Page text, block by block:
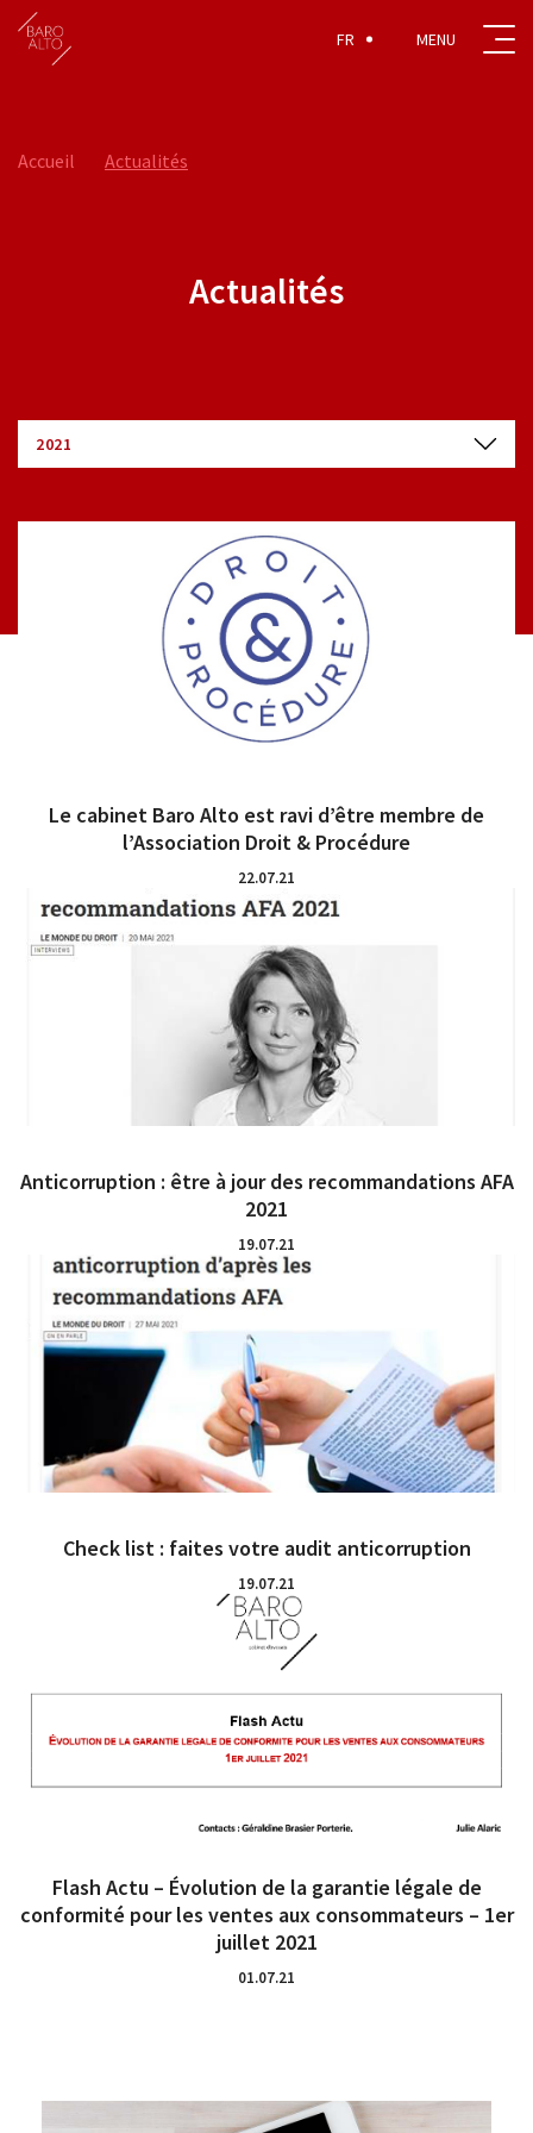
FR
Accueil Actualités
Actualités
2021
Le cabinet Baro Alto est ravi d’être membre de
l’Association Droit & Procédure
22.07.21
Anticorruption : être à jour des recommandations AFA
2021
19.07.21
Check list : faites votre audit anticorruption
19.07.21
Flash Actu – Évolution de la garantie légale de
conformité pour les ventes aux consommateurs – 1er
juillet 2021
01.07.21